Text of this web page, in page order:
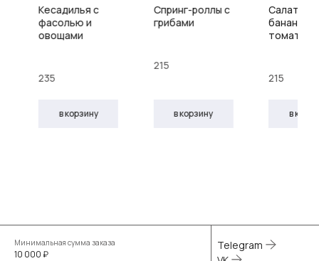
Кесадилья с
фасолью и
овощами
235
в корзину
Спринг-роллы с
грибами
215
в корзину
Салат из
банана с
томатами
215
в
Минимальная сумма заказа
10 000 ₽
Telegram